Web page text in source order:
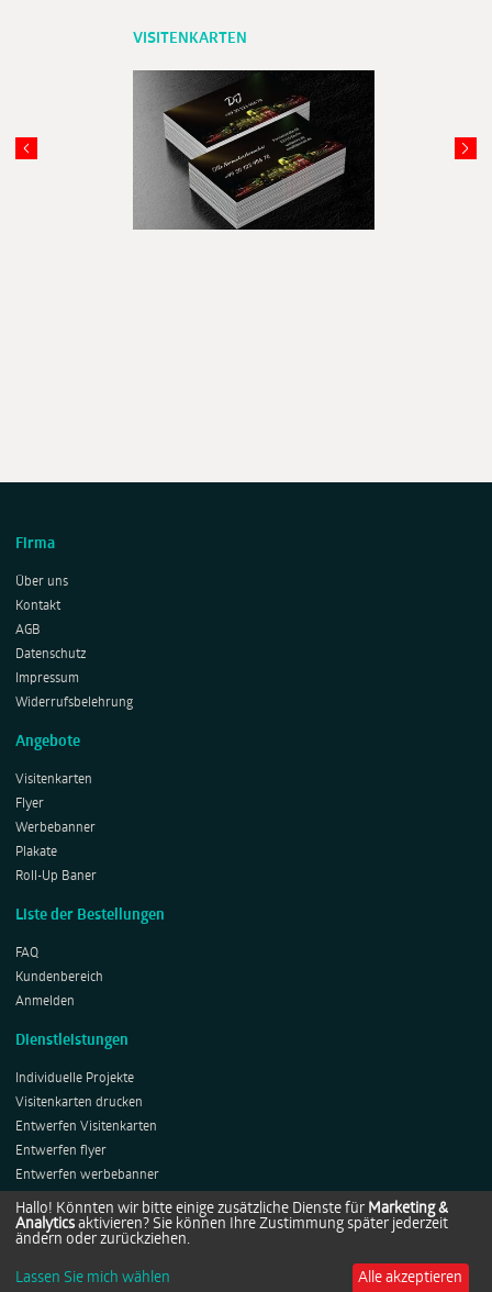
VISITENKARTEN
Firma
Über uns
Kontakt
AGB
Datenschutz
Impressum
Widerrufsbelehrung
Angebote
Visitenkarten
Flyer
Werbebanner
Plakate
Roll-Up Baner
Liste der Bestellungen
FAQ
Kundenbereich
Anmelden
Dienstleistungen
Individuelle Projekte
Visitenkarten drucken
Entwerfen Visitenkarten
Entwerfen flyer
Entwerfen werbebanner
Entwerfen Plakates
Entwerfen Roll-ups
Copyright © 2014-2026 by Netprints.de All rights reserved.
Hallo! Könnten wir bitte einige zusätzliche Dienste für Marketing &
Analytics aktivieren? Sie können Ihre Zustimmung später jederzeit
ändern oder zurückziehen.
Lassen Sie mich wählen Alle akzeptieren